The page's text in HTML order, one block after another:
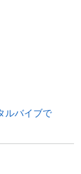
ルバイブで